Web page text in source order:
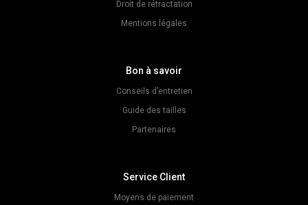
Droit de rétractation
Mentions légales
Bon à savoir
Conseils d’entretien
Guide des tailles
Partenaires
Service Client
Moyens de paiement